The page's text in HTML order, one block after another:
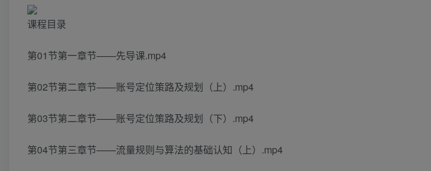
课程目录
第01节第一章节——先导课.mp4
第02节第二章节——账号定位策路及规划（上）.mp4
第03节第二章节——账号定位策路及规划（下）.mp4
第04节第三章节——流量规则与算法的基础认知（上）.mp4